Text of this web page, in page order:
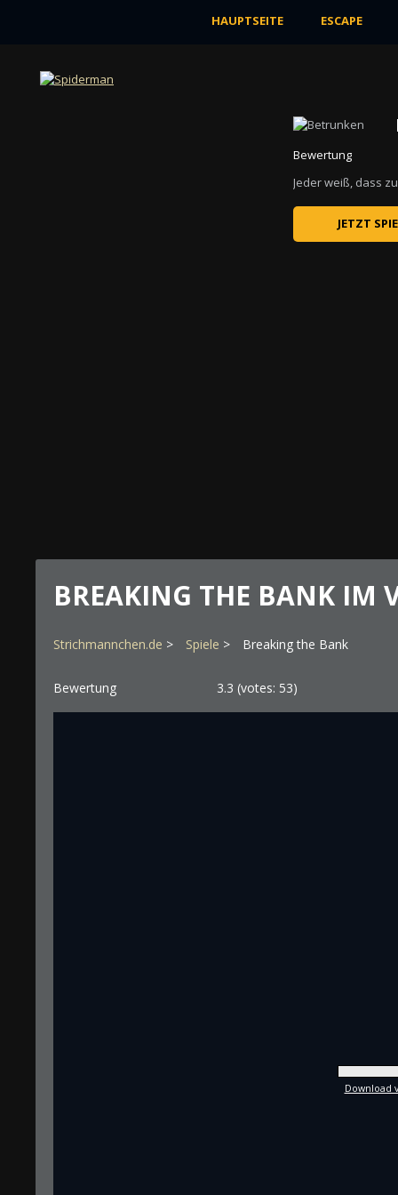
HAUPTSEITE ESCAPE
ABENTEUER
Bewertung
Jeder weiß, dass
JETZT
BREAKING THE BANK IM
Strichmannchen.de Spiele Breaking the Bank
Bewertung 3.3 (votes: 53)
Download